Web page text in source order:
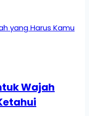
Wajah